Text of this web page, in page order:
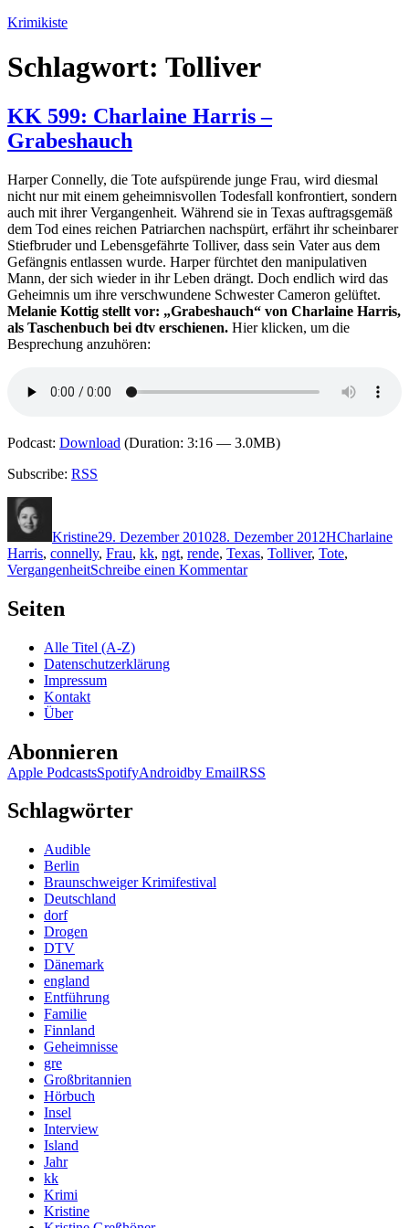
Zum
springen
Krimikiste
Schlagwort: Tolliver
KK 599: Charlaine Harris –
Grabeshauch
Harper Connelly, die Tote aufspürende junge Frau, wird diesmal
nicht nur mit einem geheimnisvollen Todesfall konfrontiert, sondern
auch mit ihrer Vergangenheit. Während sie in Texas auftragsgemäß
dem Tod eines reichen Patriarchen nachspürt, erfährt ihr scheinbarer
Stiefbruder und Lebensgefährte Tolliver, dass sein Vater aus dem
Gefängnis entlassen wurde. Harper fürchtet den manipulativen
Mann, der sich wieder in ihr Leben drängt. Doch endlich wird das
Geheimnis um ihre verschwundene Schwester Cameron gelüftet.
Melanie Kottig stellt vor: „Grabeshauch“ von Charlaine Harris,
als Taschenbuch bei dtv erschienen. Hier klicken, um die
Besprechung anzuhören:
Podcast: Download (Duration: 3:16 — 3.0MB)
Subscribe: RSS
Kristine29. Dezember 201028. Dezember 2012HCharlaine
Harris, connelly, Frau, kk, ngt, rende, Texas, Tolliver, Tote,
VergangenheitSchreibe einen Kommentarzu
Seiten
Alle Titel (A-Z)
Datenschutzerklärung
Impressum
Kontakt
Über
Abonnieren
Apple PodcastsSpotifyAndroidby EmailRSS
Schlagwörter
Audible
Berlin
Braunschweiger Krimifestival
Deutschland
dorf
Drogen
DTV
Dänemark
england
Entführung
Familie
Finnland
Geheimnisse
gre
Großbritannien
Hörbuch
Insel
Interview
Island
Jahr
kk
Krimi
Kristine